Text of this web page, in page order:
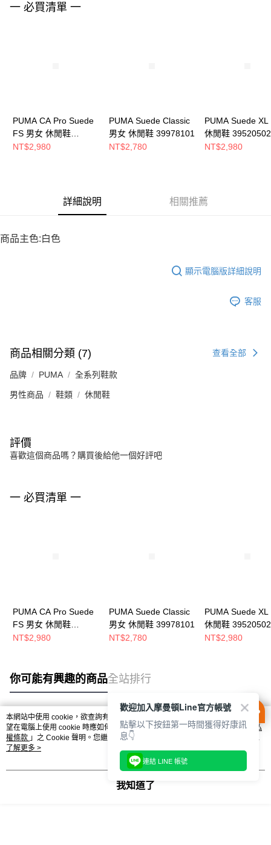
４．使用「AFTEE先享後付」時，將依據個別帳號之用戶狀況，依本公司即
一 必買清單 一
PUMA CA Pro Suede
FS 男女 休閒鞋
38732711
NT$2,980
PUMA Suede Classic
男女 休閒鞋 39978101
NT$2,780
PUMA Suede XL
休閒鞋 39520502
NT$2,980
詳細說明 相關推薦
商品主色:白色
顯示電腦版詳細說明
客服
商品相關分類 (7) 查看全部
品牌 PUMA 全系列鞋款
男性商品 鞋類 休閒鞋
評價
喜歡這個商品嗎？購買後給他一個好評吧
一 必買清單 一
PUMA CA Pro Suede
FS 男女 休閒鞋
38732711
NT$2,980
PUMA Suede Classic
男女 休閒鞋 39978101
NT$2,780
PUMA Suede XL
休閒鞋 39520502
NT$2,980
你可能有興趣的商品全站排行
熱門標籤
本網站中使用 cookie，欲查詢有關本網站使用 cookie 方式之詳情，及若您不希
望在電腦上使用 cookie 時應如何變更電腦的 cookie 設定，請參閱本網站「
隱私
權條款 」之 Cookie 聲明。您繼續使用本網站即表示您同意本公司得按本網站使
用條款之 Cookie 聲明使用 cookie。
了解更多 >
我知道了
歡迎加入摩曼頓Line官方帳號
點擊以下按鈕第一時間獲得好康訊
息👇
連結 LINE 帳號